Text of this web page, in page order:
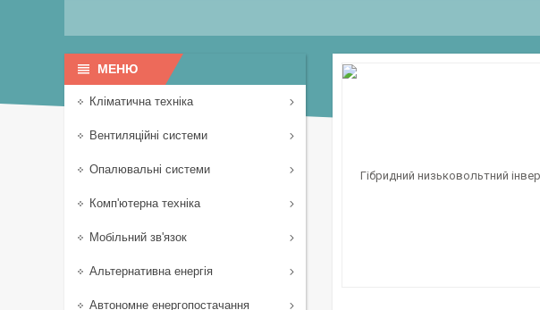
Кліматична техніка
Вентиляційні системи
Опалювальні системи
Комп'ютерна техніка
Мобільний зв'язок
Альтернативна енергія
Автономне енергопостачання